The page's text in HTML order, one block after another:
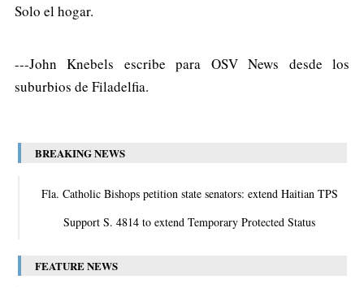
Solo el hogar.
---John Knebels escribe para OSV News desde los
suburbios de Filadelfia.
BREAKING NEWS
Fla. Catholic Bishops petition state senators: extend Haitian TPS
Support S. 4814 to extend Temporary Protected Status
FEATURE NEWS